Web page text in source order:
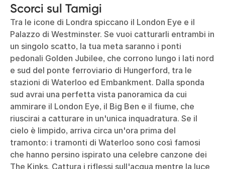
Scorci sul Tamigi
Tra le icone di Londra spiccano il London Eye e il
Palazzo di Westminster. Se vuoi catturarli entrambi in
un singolo scatto, la tua meta saranno i ponti
pedonali Golden Jubilee, che corrono lungo i lati nord
e sud del ponte ferroviario di Hungerford, tra le
stazioni di Waterloo ed Embankment. Dalla sponda
sud avrai una perfetta vista panoramica da cui
ammirare il London Eye, il Big Ben e il fiume, che
riuscirai a catturare in un'unica inquadratura. Se il
cielo è limpido, arriva circa un'ora prima del
tramonto: i tramonti di Waterloo sono così famosi
che hanno persino ispirato una celebre canzone dei
The Kinks. Cattura i riflessi sull'acqua mentre la luce